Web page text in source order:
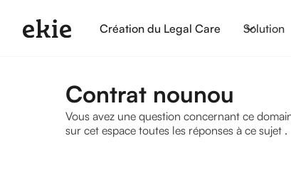
Création du Legal Care Solution
Contrat nounou
Vous avez une question concernant ce
sur cet espace toutes les réponses à ce sujet .